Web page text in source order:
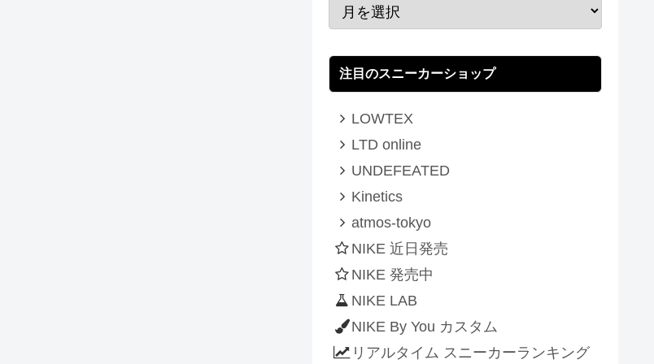
注目のスニーカーショップ
LOWTEX
LTD online
UNDEFEATED
Kinetics
atmos-tokyo
NIKE 近日発売
NIKE 発売中
NIKE LAB
NIKE By You カスタム
リアルタイム スニーカーランキング